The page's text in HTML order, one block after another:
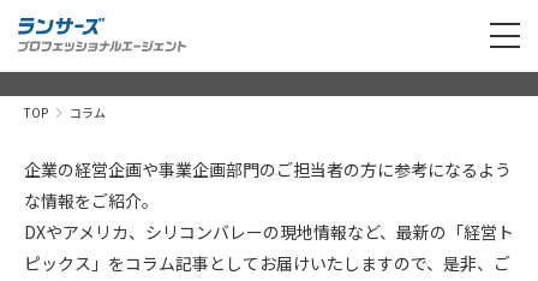
TOP コラム
企業の経営企画や事業企画部門のご担当者の方に参考になるよう
な情報をご紹介。
DXやアメリカ、シリコンバレーの現地情報など、最新の「経営ト
ピックス」をコラム記事としてお届けいたしますので、是非、ご